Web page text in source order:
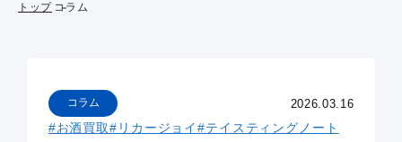
トップ コラム
2026.03.16
コラム
#お酒買取#リカージョイ#テイスティングノート